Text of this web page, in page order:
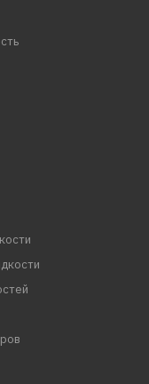
данной жи